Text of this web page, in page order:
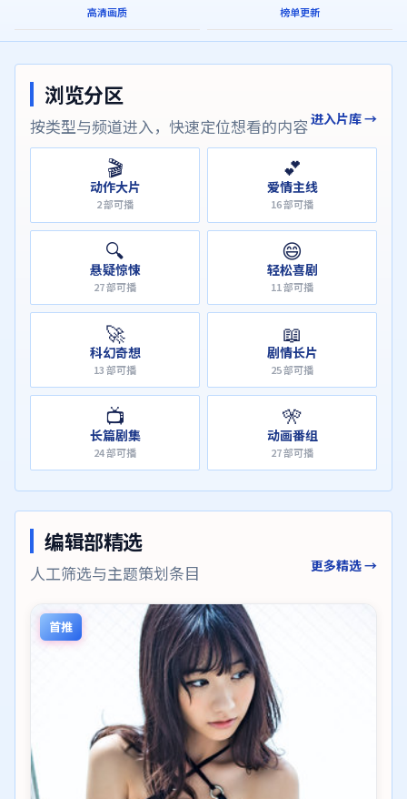
高清画质 榜单更新
浏览分区
按类型与频道进入，快速定位想看的内容进入片库 →
🎬
动作大片
2部可播
💕
爱情主线
16部可播
🔍
悬疑惊悚
27部可播
😄
轻松喜剧
11部可播
🚀
科幻奇想
13部可播
📖
剧情长片
25部可播
📺
长篇剧集
24部可播
🎌
动画番组
27部可播
编辑部精选
人工筛选与主题策划条目 更多精选 →
首推